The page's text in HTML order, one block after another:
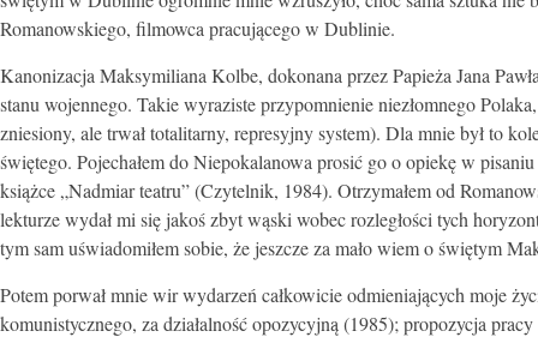
Romanowskiego, filmowca pracującego w Dublinie.
Kanonizacja Maksymiliana Kolbe, dokonana przez Papieża Jana
stanu wojennego. Takie wyraziste przypomnienie niezłomnego
zniesiony, ale trwał totalitarny, represyjny system). Dla mnie był to
świętego. Pojechałem do Niepokalanowa prosić go o opiekę w
książce „Nadmiar teatru” (Czytelnik, 1984). Otrzymałem od
lekturze wydał mi się jakoś zbyt wąski wobec rozległości tych
tym sam uświadomiłem sobie, że jeszcze za mało wiem o świętym
Potem porwał mnie wir wydarzeń całkowicie odmieniających moje
komunistycznego, za działalność opozycyjną (1985); propozycja